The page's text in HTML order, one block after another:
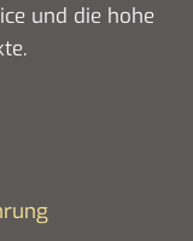
und die hohe